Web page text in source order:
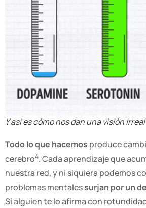
Y así es cómo nos dan una visión
Todo lo que hacemos produce
cerebro4. Cada aprendizaje que
nuestra red, y ni siquiera podemos
problemas mentalessurjan por un
Si alguien te lo afirma con